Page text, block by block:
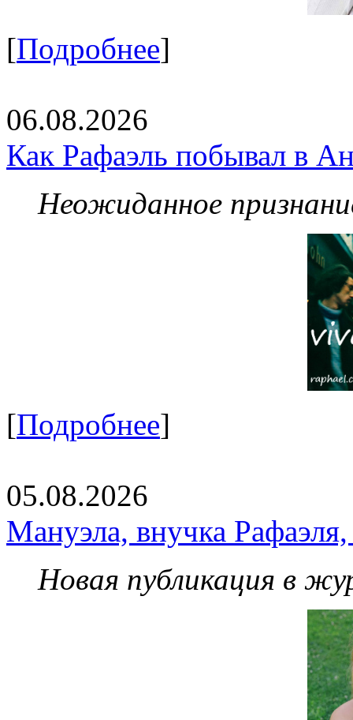
[Подробнее]
06.08.2026
Как Рафаэль побывал в
Неожиданное
[Подробнее]
05.08.2026
Мануэла, внучка
Новая публикация в